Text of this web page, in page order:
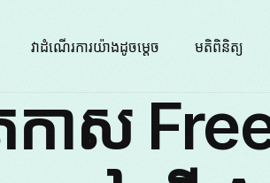
វាដំណើរការយ៉ាងដូចម្តេច មតិពិនិត្យ
កាស